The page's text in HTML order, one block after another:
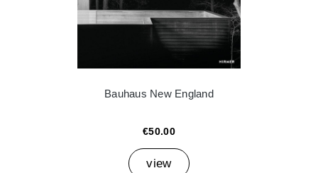
Bauhaus New England
€50.00
view